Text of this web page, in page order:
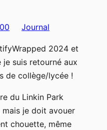
Journal
2024 et
suis retourné aux
de collège/lycée !
du Linkin Park
je doit avouer
chouette, même